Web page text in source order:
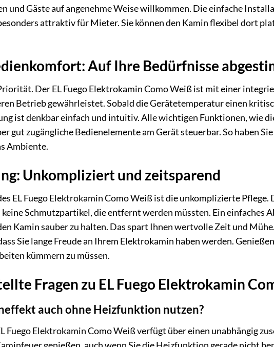
und Gäste auf angenehme Weise willkommen. Die einfache
attraktiv für Mieter. Sie können den Kamin flexibel dort
Auf Ihre Bedürfnisse
Der EL Fuego Elektrokamin Como Weiß ist mit einer
Betrieb gewährleistet. Sobald die Gerätetemperatur einen
ist denkbar einfach und intuitiv. Alle wichtigen Funktionen, wie
gut zugängliche Bedienelemente am Gerät steuerbar. So haben
Ambiente.
Unkompliziert und zeitsparend
EL Fuego Elektrokamin Como Weiß ist die unkomplizierte
keine Schmutzpartikel, die entfernt werden müssten. Ein einfaches
Kamin sauber zu halten. Das spart Ihnen wertvolle Zeit und
Sie lange Freude an Ihrem Elektrokamin haben werden.
kümmern zu müssen.
Fragen zu EL Fuego Elektrokamin
auch ohne Heizfunktion nutzen?
Fuego Elektrokamin Como Weiß verfügt über einen unabhängig